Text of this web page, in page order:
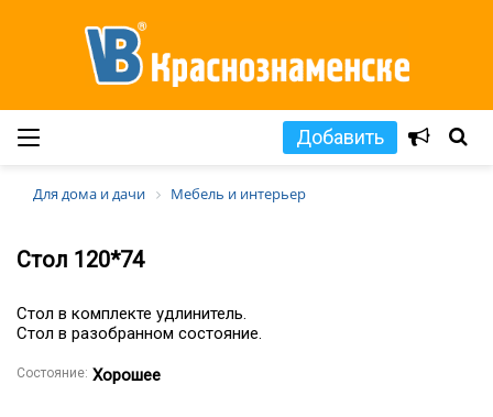
Добавить
Для дома и дачи Мебель и интерьер
Стол 120*74
Стол в комплекте удлинитель.
Стол в разобранном состояние.
Состояние: Хорошее